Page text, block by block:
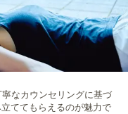
なカウンセリングに基づ
ててもらえるのが魅力で